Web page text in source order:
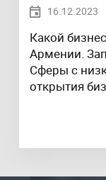
16.12.2023
Какой
Армении.
Сферы с
открытия